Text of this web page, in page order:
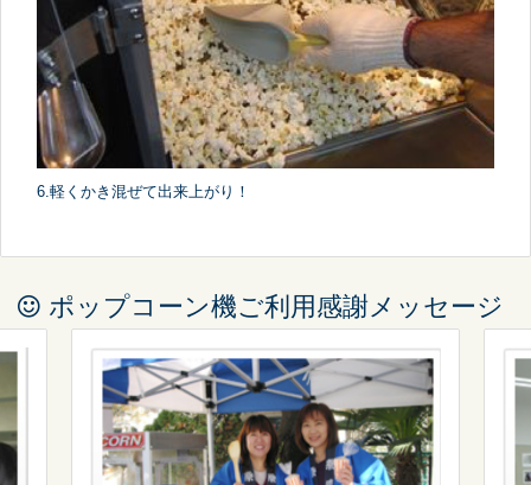
6.軽くかき混ぜて出来上がり！
ポップコーン機ご利用感謝メッセージ